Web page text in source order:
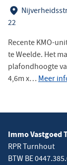
22
Recente KMO-
te Weelde. Het
plafondhoogte
4,6m x…Meer
Immo Vastgoed
RPR Turnhout
BTW BE